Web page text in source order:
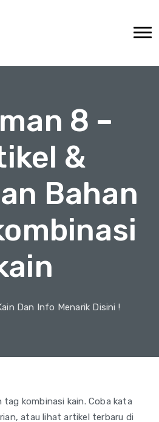
8 –
&
Bahan
Dan Info Menarik Disini !
tag kombinasi kain. Coba kata
atau lihat artikel terbaru di